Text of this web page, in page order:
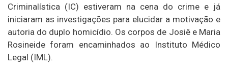
Criminalística (IC) estiveram na cena do crime e já
iniciaram as investigações para elucidar a motivação e
autoria do duplo homicídio. Os corpos de Josiê e Maria
Rosineide foram encaminhados ao Instituto Médico
Legal (IML).